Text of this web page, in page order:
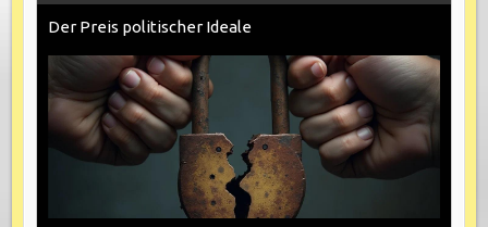
Der Preis politischer Ideale